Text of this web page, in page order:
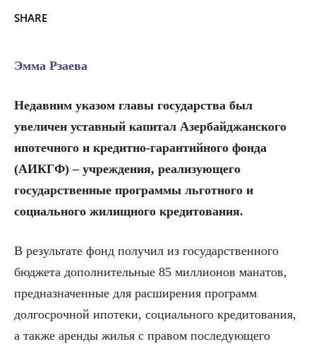
SHARE
Эмма Рзаева
Недавним указом главы государства был
увеличен уставный капитал Азербайджанского
ипотечного и кредитно-гарантийного фонда
(АИКГФ) – учреждения, реализующего
государственные программы льготного и
социального жилищного кредитования.
В результате фонд получил из государственного
бюджета дополнительные 85 миллионов манатов,
предназначенные для расширения программ
долгосрочной ипотеки, социального кредитования,
а также аренды жилья с правом последующего